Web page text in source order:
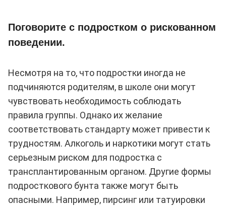
Поговорите с подростком о рискованном
поведении.
Несмотря на то, что подростки иногда не
подчиняются родителям, в школе они могут
чувствовать необходимость соблюдать
правила группы. Однако их желание
соответствовать стандарту может привести к
трудностям. Алкоголь и наркотики могут стать
серьезным риском для подростка с
трансплантированным органом. Другие формы
подросткового бунта также могут быть
опасными. Например, пирсинг или татуировки